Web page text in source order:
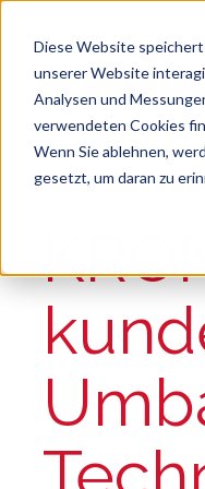
Diese Website
unserer Website
Analysen und
verwendeten Cookies
Wenn Sie ablehnen,
gesetzt, um daran zu
Suche
Es gibt